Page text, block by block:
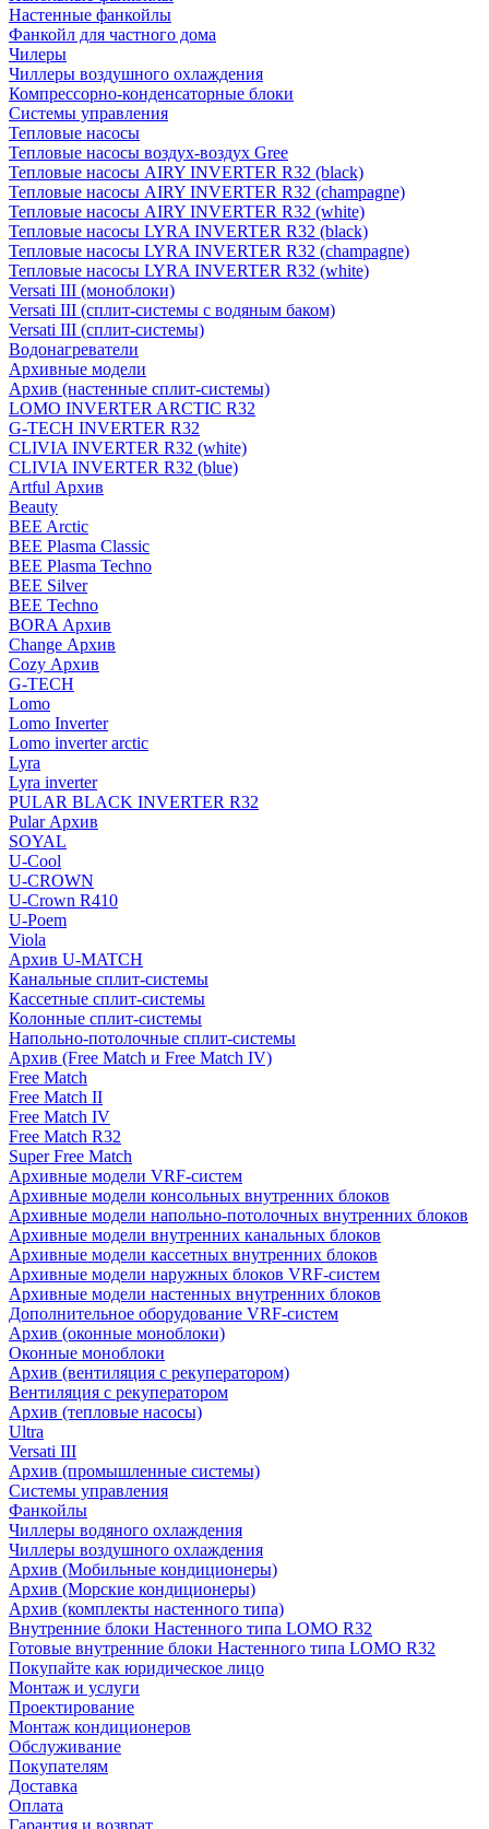
Настенные фанкойлы
Фанкойл для частного дома
Чилеры
Чиллеры воздушного охлаждения
Компрессорно-конденсаторные блоки
Системы управления
Тепловые насосы
Тепловые насосы воздух-воздух Gree
Тепловые насосы AIRY INVERTER R32 (black)
Тепловые насосы AIRY INVERTER R32 (champagne)
Тепловые насосы AIRY INVERTER R32 (white)
Тепловые насосы LYRA INVERTER R32 (black)
Тепловые насосы LYRA INVERTER R32 (champagne)
Тепловые насосы LYRA INVERTER R32 (white)
Versati III (моноблоки)
Versati III (сплит-системы с водяным баком)
Versati III (сплит-системы)
Водонагреватели
Архивные модели
Архив (настенные сплит-системы)
LOMO INVERTER ARCTIC R32
G-TECH INVERTER R32
CLIVIA INVERTER R32 (white)
CLIVIA INVERTER R32 (blue)
Artful Архив
Beauty
BEE Arctic
BEE Plasma Classic
BEE Plasma Techno
BEE Silver
BEE Techno
BORA Архив
Change Архив
Cozy Архив
G-TECH
Lomo
Lomo Inverter
Lomo inverter arctic
Lyra
Lyra inverter
PULAR BLACK INVERTER R32
Pular Архив
SOYAL
U-Cool
U-CROWN
U-Crown R410
U-Poem
Viola
Архив U-MATCH
Канальные сплит-системы
Кассетные сплит-системы
Колонные сплит-системы
Напольно-потолочные сплит-системы
Архив (Free Match и Free Match IV)
Free Match
Free Match II
Free Match IV
Free Match R32
Super Free Match
Архивные модели VRF-систем
Архивные модели консольных внутренних блоков
Архивные модели напольно-потолочных внутренних блоков
Архивные модели внутренних канальных блоков
Архивные модели кассетных внутренних блоков
Архивные модели наружных блоков VRF-систем
Архивные модели настенных внутренних блоков
Дополнительное оборудование VRF-систем
Архив (оконные моноблоки)
Оконные моноблоки
Архив (вентиляция с рекуператором)
Вентиляция с рекуператором
Архив (тепловые насосы)
Ultra
Versati III
Архив (промышленные системы)
Системы управления
Фанкойлы
Чиллеры водяного охлаждения
Чиллеры воздушного охлаждения
Архив (Мобильные кондиционеры)
Архив (Морские кондиционеры)
Архив (комплекты настенного типа)
Внутренние блоки Настенного типа LOMO R32
Готовые внутренние блоки Настенного типа LOMO R32
Покупайте как юридическое лицо
Монтаж и услуги
Проектирование
Монтаж кондиционеров
Обслуживание
Покупателям
Доставка
Оплата
Гарантия и возврат